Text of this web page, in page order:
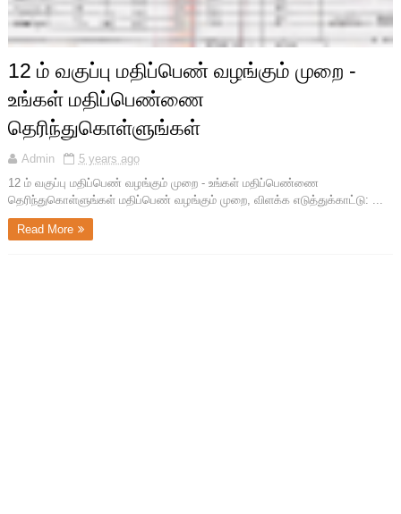
12 ம் வகுப்பு மதிப்பெண் வழங்கும் முறை -
உங்கள் மதிப்பெண்ணை
தெரிந்துகொள்ளுங்கள்
Admin
5 years ago
12 ம் வகுப்பு மதிப்பெண் வழங்கும் முறை - உங்கள் மதிப்பெண்ணை
தெரிந்துகொள்ளுங்கள் மதிப்பெண் வழங்கும் முறை, விளக்க எடுத்துக்காட்டு: ...
Read More